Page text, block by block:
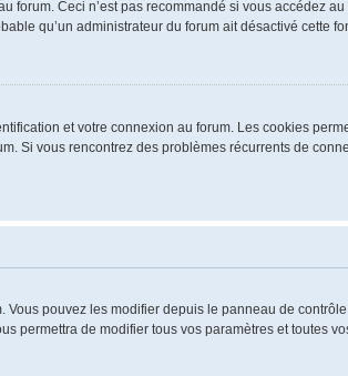
Ceci n’est pas recommandé si vous accédez
qu’un administrateur du forum ait désactivé cette
et votre connexion au forum. Les cookies
Si vous rencontrez des problèmes récurrents de
pouvez les modifier depuis le panneau de
permettra de modifier tous vos paramètres et toutes